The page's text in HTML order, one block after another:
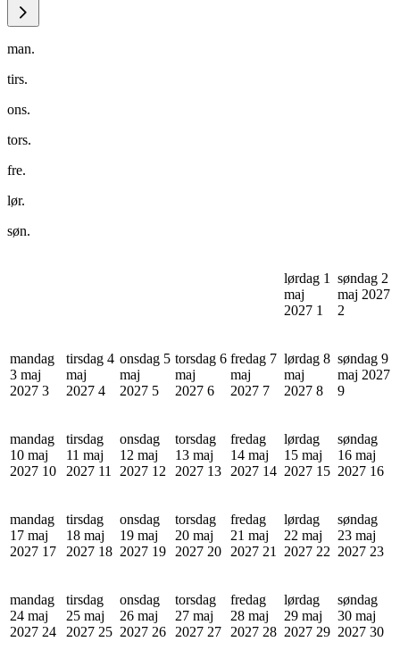
man.
tirs.
ons.
tors.
fre.
lør.
søn.
lørdag 1
maj
2027 1
søndag 2
maj 2027
2
mandag
3 maj
2027 3
tirsdag 4
maj
2027 4
onsdag 5
maj
2027 5
torsdag 6
maj
2027 6
fredag 7
maj
2027 7
lørdag 8
maj
2027 8
søndag 9
maj 2027
9
mandag
10 maj
2027 10
tirsdag
11 maj
2027 11
onsdag
12 maj
2027 12
torsdag
13 maj
2027 13
fredag
14 maj
2027 14
lørdag
15 maj
2027 15
søndag
16 maj
2027 16
mandag
17 maj
2027 17
tirsdag
18 maj
2027 18
onsdag
19 maj
2027 19
torsdag
20 maj
2027 20
fredag
21 maj
2027 21
lørdag
22 maj
2027 22
søndag
23 maj
2027 23
mandag
24 maj
2027 24
tirsdag
25 maj
2027 25
onsdag
26 maj
2027 26
torsdag
27 maj
2027 27
fredag
28 maj
2027 28
lørdag
29 maj
2027 29
søndag
30 maj
2027 30